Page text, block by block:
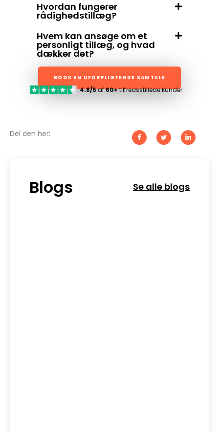
Hvordan fungerer
rådighedstillæg?
Hvem kan ansøge om et
personligt tillæg, og hvad
dækker det?
BOOK EN UFORPLIGTENDE SAMTALE
4.8/5af60+tilfredsstillede kunder
Del den her:
Blogs Se alle blogs